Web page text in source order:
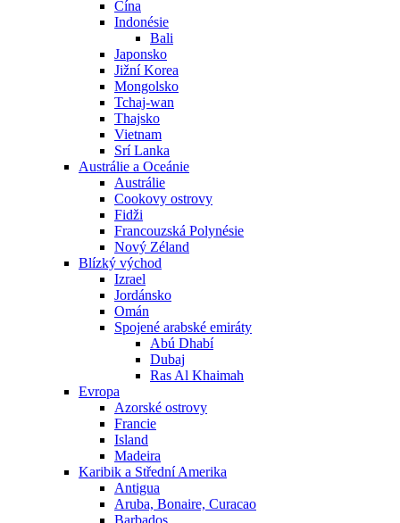
Čína
Indonésie
Bali
Japonsko
Jižní Korea
Mongolsko
Tchaj-wan
Thajsko
Vietnam
Srí Lanka
Austrálie a Oceánie
Austrálie
Cookovy ostrovy
Fidži
Francouzská Polynésie
Nový Zéland
Blízký východ
Izrael
Jordánsko
Omán
Spojené arabské emiráty
Abú Dhabí
Dubaj
Ras Al Khaimah
Evropa
Azorské ostrovy
Francie
Island
Madeira
Karibik a Střední Amerika
Antigua
Aruba, Bonaire, Curacao
Barbados